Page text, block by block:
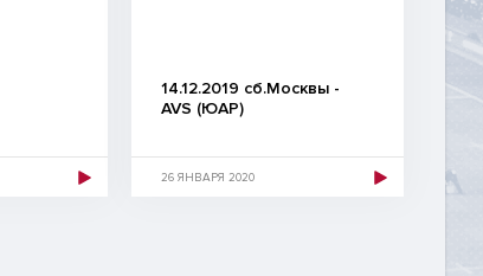
14.12.2019 сб.Москвы -
AVS (ЮАР)
26 ЯНВАРЯ 2020